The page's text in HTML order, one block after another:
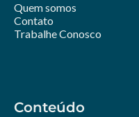
Quem somos
Contato
Trabalhe Conosco
Conteúdo